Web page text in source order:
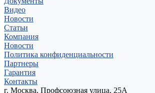
Видео
Новости
Статьи
Компания
Новости
Политика конфиденциальности
Партнеры
Гарантия
Контакты
г. Москва, Профсоюзная улица, 25А